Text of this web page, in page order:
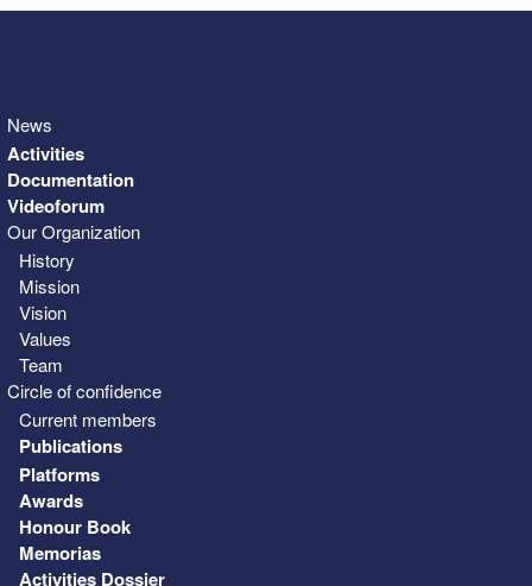
News
Activities
Documentation
Videoforum
Our Organization
History
Mission
Vision
Values
Team
Circle of confidence
Current members
Publications
Platforms
Awards
Honour Book
Memorias
Activities Dossier